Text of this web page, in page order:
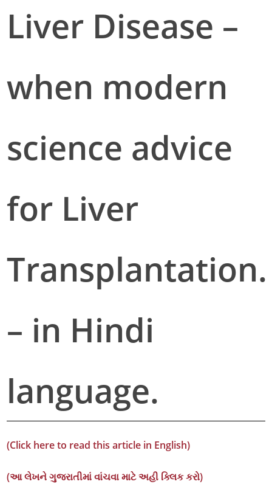
Liver Disease –
when modern
science advice
for Liver
Transplantation.
– in Hindi
language.
(Click here to read this article in English)
(આ લેખને ગુજરાતીમાં વાંચવા માટે અહી ક્લિક કરો)